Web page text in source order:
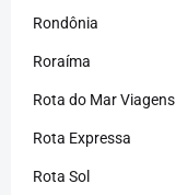
Rondônia
Roraíma
Rota do Mar Viagens
Rota Expressa
Rota Sol